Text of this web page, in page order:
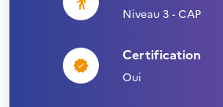
Niveau 3 - CAP
Certification
Oui